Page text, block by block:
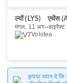
ल्यों (LYS)
एथेंस
मंगल, 11 अग॰ डाइरैक्ट
Volotea
कृपया ध्यान दें